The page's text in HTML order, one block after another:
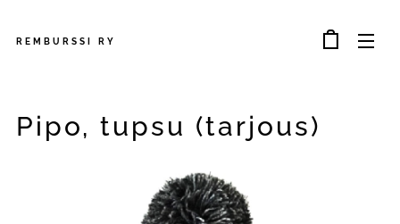
REMBURSSI RY
Pipo, tupsu (tarjous)